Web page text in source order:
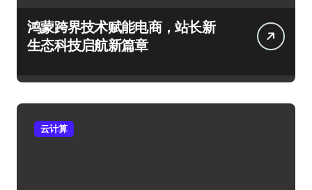
鸿蒙跨界技术赋能电商，站长新
生态科技启航新篇章
云计算